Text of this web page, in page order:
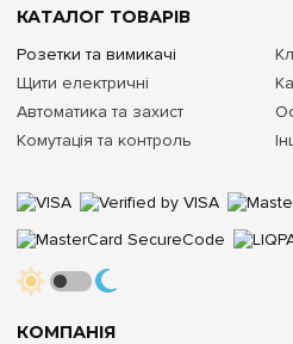
КОМПАНІЯ
КАТАЛОГ ТОВАРІВ
Розетки та вимикачі
Щити електричні
Автоматика та захист
Комутація та контроль